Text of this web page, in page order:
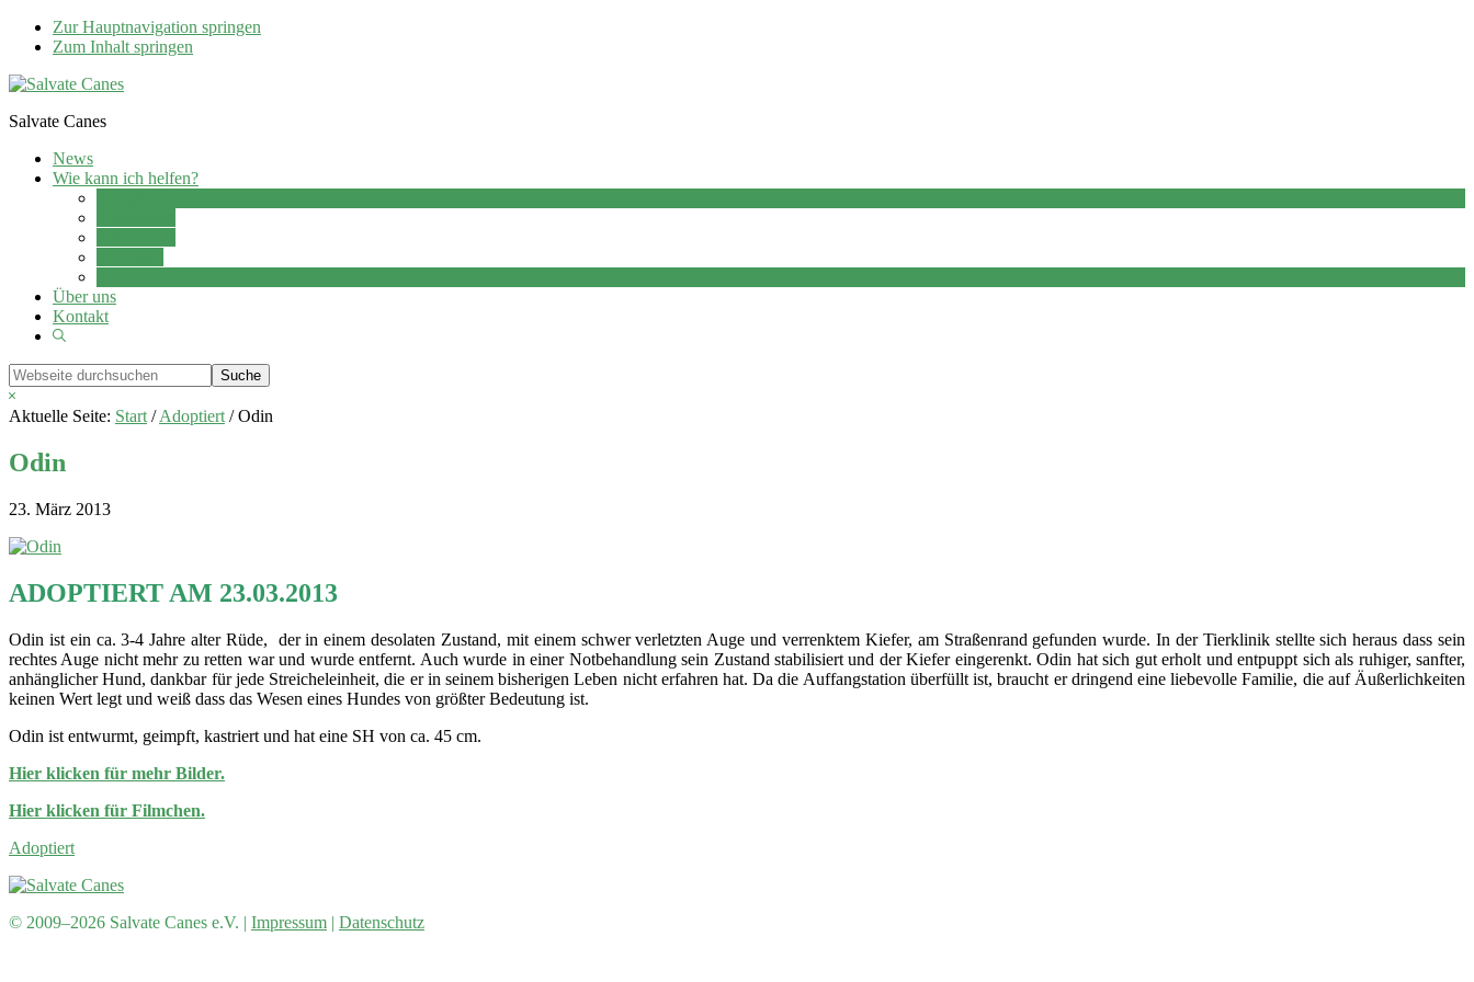
Zur Hauptnavigation springen
Zum Inhalt springen
Salvate Canes
News
Wie kann ich helfen?
Über uns
Kontakt
Show
Webseite
durchsuchen
Hide
Search
Aktuelle Seite: Start / Adoptiert /Odin
Odin
23. März 2013
ADOPTIERT AM 23.03.2013
Odin ist ein ca. 3-4 Jahre alter Rüde, der in einem desolaten Zustand, mit einem schwer verletzten Auge und verrenktem Kiefer, am Straßenrand gefunden wurde. In der Tierklinik stellte sich heraus dass sein
rechtes Auge nicht mehr zu retten war und wurde entfernt. Auch wurde in einer Notbehandlung sein Zustand stabilisiert und der Kiefer eingerenkt. Odin hat sich gut erholt und entpuppt sich als ruhiger, sanfter,
anhänglicher Hund, dankbar für jede Streicheleinheit, die er in seinem bisherigen Leben nicht erfahren hat. Da die Auffangstation überfüllt ist, braucht er dringend eine liebevolle Familie, die auf Äußerlichkeiten
keinen Wert legt und weiß dass das Wesen eines Hundes von größter Bedeutung ist.
Odin ist entwurmt, geimpft, kastriert und hat eine SH von ca. 45 cm.
Hier klicken für mehr Bilder.
Hier klicken für Filmchen.
Adoptiert
© 2009–2026 Salvate Canes e.V. | Impressum | Datenschutz